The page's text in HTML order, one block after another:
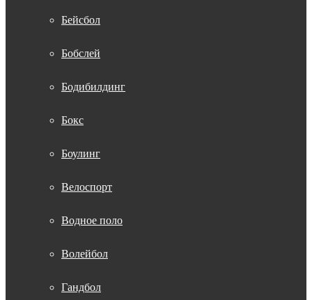
Бейсбол
Бобслей
Бодибилдинг
Бокс
Боулинг
Велоспорт
Водное поло
Волейбол
Гандбол